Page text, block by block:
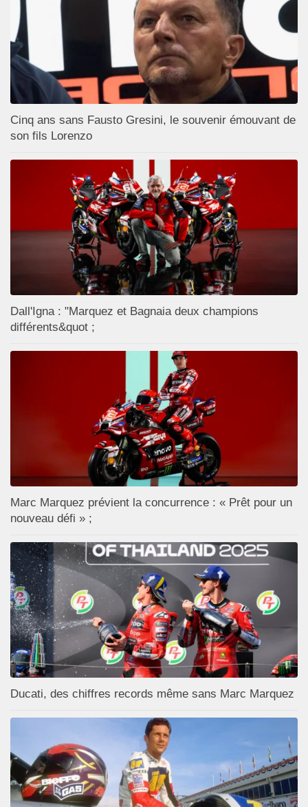
Cinq ans sans Fausto Gresini, le souvenir émouvant de
son fils Lorenzo
Dall'Igna : "Marquez et Bagnaia deux champions
différents&quot ;
Marc Marquez prévient la concurrence : « Prêt pour un
nouveau défi » ;
Ducati, des chiffres records même sans Marc Marquez